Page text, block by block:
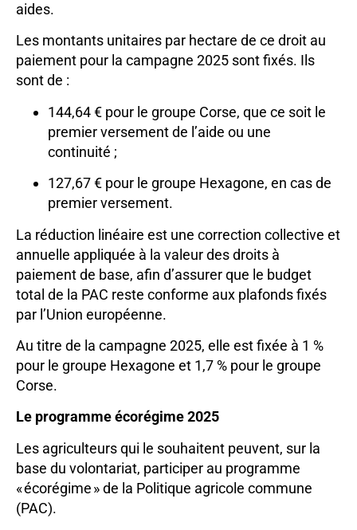
aides.
Les montants unitaires par hectare de ce droit au
paiement pour la campagne 2025 sont fixés. Ils
sont de :
144,64 € pour le groupe Corse, que ce soit le
premier versement de l’aide ou une
continuité ;
127,67 € pour le groupe Hexagone, en cas de
premier versement.
La réduction linéaire est une correction collective et
annuelle appliquée à la valeur des droits à
paiement de base, afin d’assurer que le budget
total de la PAC reste conforme aux plafonds fixés
par l’Union européenne.
Au titre de la campagne 2025, elle est fixée à 1 %
pour le groupe Hexagone et 1,7 % pour le groupe
Corse.
Le programme écorégime 2025
Les agriculteurs qui le souhaitent peuvent, sur la
base du volontariat, participer au programme
« écorégime » de la Politique agricole commune
(PAC).